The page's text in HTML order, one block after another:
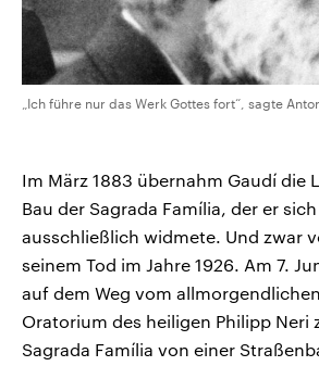
„Ich führe nur das Werk Gottes fort“, sagte
Im März 1883 übernahm Gaudí die
Bau der Sagrada Família, der er
ausschließlich widmete. Und zwar
seinem Tod im Jahre 1926. Am 7.
auf dem Weg vom
Oratorium des heiligen Philipp Neri
Sagrada Família von einer